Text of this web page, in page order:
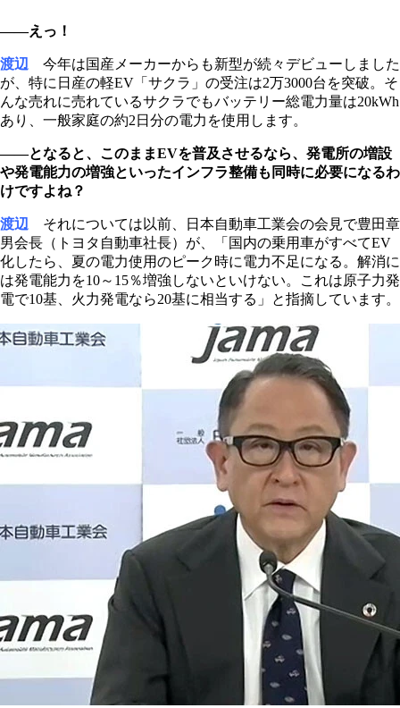
――えっ！
渡辺 今年は国産メーカーからも新型が続々デビューしました
が、特に日産の軽EV「サクラ」の受注は2万3000台を突破。そ
んな売れに売れているサクラでもバッテリー総電力量は20kWh
あり、一般家庭の約2日分の電力を使用します。
――となると、このままEVを普及させるなら、発電所の増設
や発電能力の増強といったインフラ整備も同時に必要になるわ
けですよね？
渡辺 それについては以前、日本自動車工業会の会見で豊田章
男会長（トヨタ自動車社長）が、「国内の乗用車がすべてEV
化したら、夏の電力使用のピーク時に電力不足になる。解消に
は発電能力を10～15％増強しないといけない。これは原子力発
電で10基、火力発電なら20基に相当する」と指摘しています。